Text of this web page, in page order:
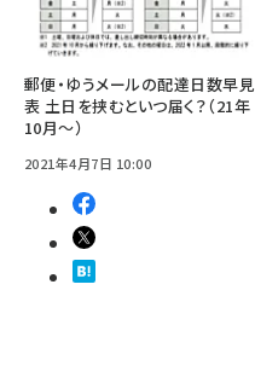
郵便・ゆうメールの配達日数早見
表 土日を挟むといつ届く？（21年
10月～）
2021年4月7日 10:00